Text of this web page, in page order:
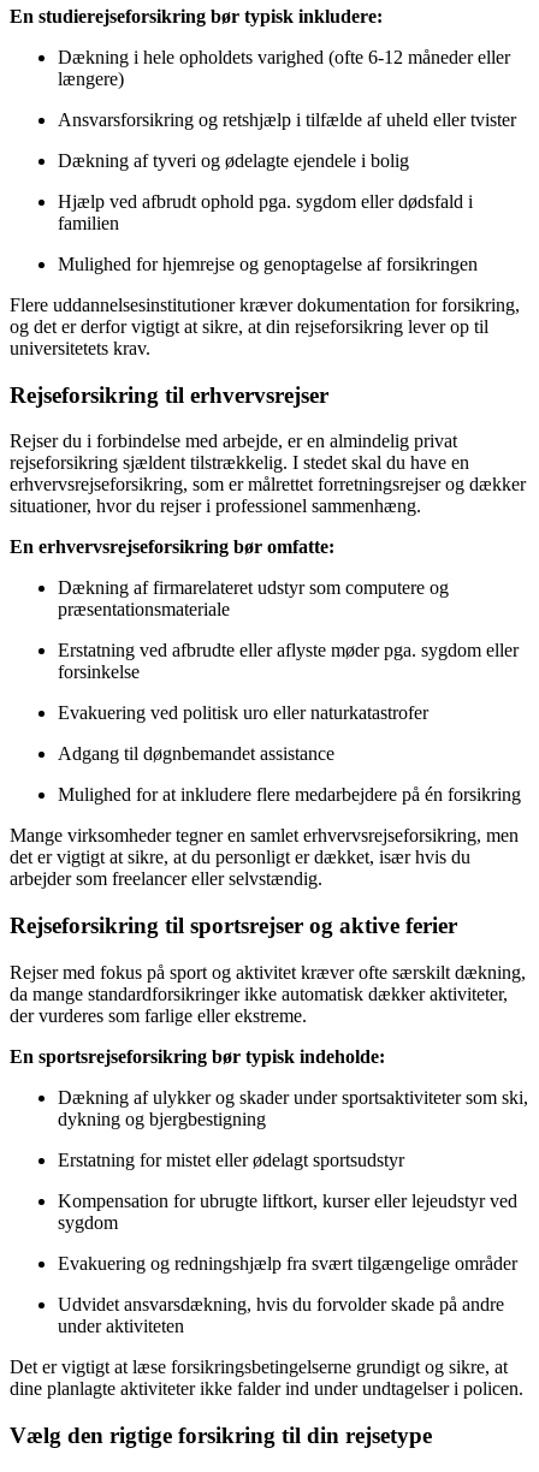
En studierejseforsikring bør typisk inkludere:
Dækning i hele opholdets varighed (ofte 6-12 måneder eller
længere)
Ansvarsforsikring og retshjælp i tilfælde af uheld eller tvister
Dækning af tyveri og ødelagte ejendele i bolig
Hjælp ved afbrudt ophold pga. sygdom eller dødsfald i
familien
Mulighed for hjemrejse og genoptagelse af forsikringen
Flere uddannelsesinstitutioner kræver dokumentation for forsikring,
og det er derfor vigtigt at sikre, at din rejseforsikring lever op til
universitetets krav.
Rejseforsikring til erhvervsrejser
Rejser du i forbindelse med arbejde, er en almindelig privat
rejseforsikring sjældent tilstrækkelig. I stedet skal du have en
erhvervsrejseforsikring, som er målrettet forretningsrejser og dækker
situationer, hvor du rejser i professionel sammenhæng.
En erhvervsrejseforsikring bør omfatte:
Dækning af firmarelateret udstyr som computere og
præsentationsmateriale
Erstatning ved afbrudte eller aflyste møder pga. sygdom eller
forsinkelse
Evakuering ved politisk uro eller naturkatastrofer
Adgang til døgnbemandet assistance
Mulighed for at inkludere flere medarbejdere på én forsikring
Mange virksomheder tegner en samlet erhvervsrejseforsikring, men
det er vigtigt at sikre, at du personligt er dækket, især hvis du
arbejder som freelancer eller selvstændig.
Rejseforsikring til sportsrejser og aktive ferier
Rejser med fokus på sport og aktivitet kræver ofte særskilt dækning,
da mange standardforsikringer ikke automatisk dækker aktiviteter,
der vurderes som farlige eller ekstreme.
En sportsrejseforsikring bør typisk indeholde:
Dækning af ulykker og skader under sportsaktiviteter som ski,
dykning og bjergbestigning
Erstatning for mistet eller ødelagt sportsudstyr
Kompensation for ubrugte liftkort, kurser eller lejeudstyr ved
sygdom
Evakuering og redningshjælp fra svært tilgængelige områder
Udvidet ansvarsdækning, hvis du forvolder skade på andre
under aktiviteten
Det er vigtigt at læse forsikringsbetingelserne grundigt og sikre, at
dine planlagte aktiviteter ikke falder ind under undtagelser i policen.
Vælg den rigtige forsikring til din rejsetype